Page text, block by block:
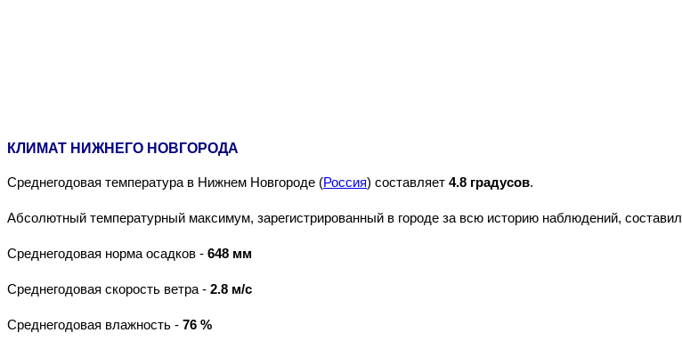
КЛИМАТ НИЖНЕГО НОВГОРОДА
Среднегодовая температура в Нижнем Новгороде (Россия) составляет 4.8 градусов.
Абсолютный температурный максимум, зарегистрированный в городе за всю историю наблюдений, составил
Среднегодовая норма осадков - 648 мм
Среднегодовая скорость ветра - 2.8 м/с
Среднегодовая влажность - 76 %